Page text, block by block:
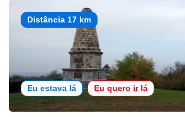
Distância 17 km
Eu estava lá Eu quero ir lá